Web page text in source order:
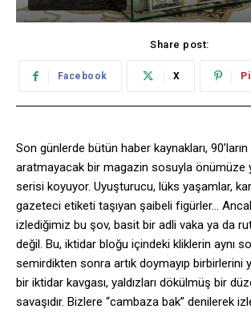
Share post:
Facebook X
Son günlerde bütün haber kaynakları,
aratmayacak bir magazin sosuyla önümüze
serisi koyuyor. Uyuşturucu, lüks yaşamlar,
gazeteci etiketi taşıyan şaibeli figürler…
izlediğimiz bu şov, basit bir adli vaka ya da
değil. Bu, iktidar bloğu içindeki kliklerin aynı
semirdikten sonra artık doymayıp birbirlerini
bir iktidar kavgası, yaldızları dökülmüş bir
savaşıdır. Bizlere “cambaza bak” denilerek